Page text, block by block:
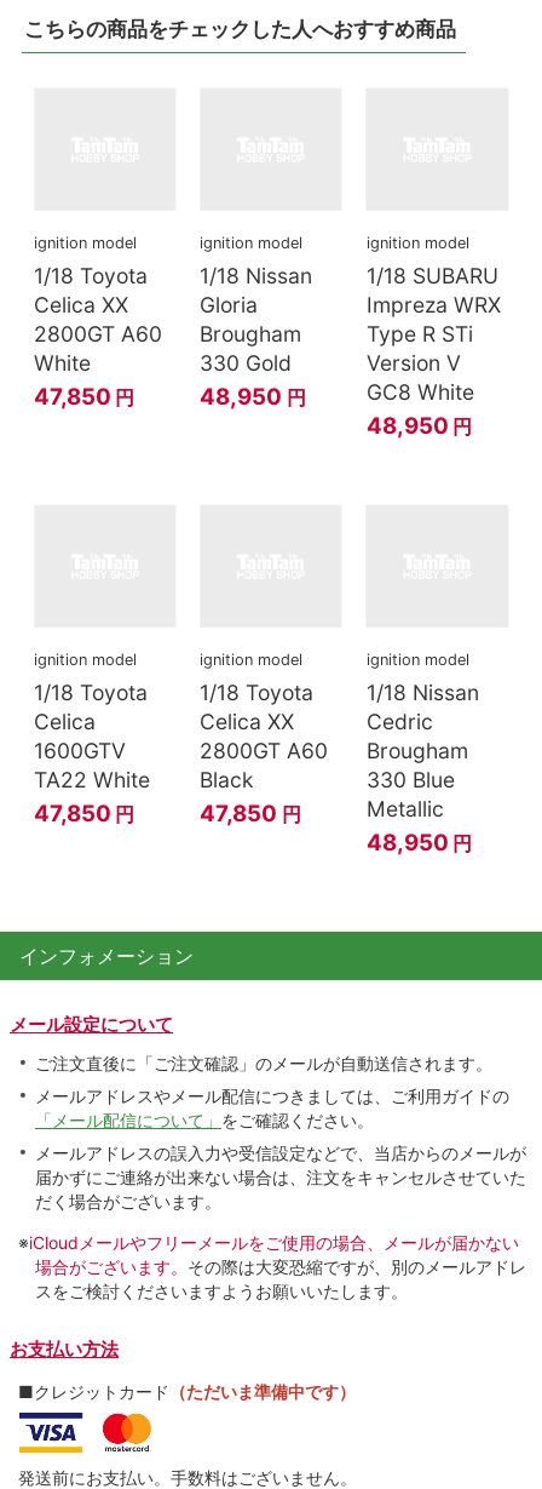
こちらの商品をチェックした人へおすすめ商品
ignition model
1/18 Toyota
Celica XX
2800GT A60
White
47,850 円
ignition model
1/18 Nissan
Gloria
Brougham
330 Gold
48,950 円
ignition model
1/18 SUBARU
Impreza WRX
Type R STi
Version V
GC8 White
48,950 円
ignition model
1/18 Toyota
Celica
1600GTV
TA22 White
47,850 円
ignition model
1/18 Toyota
Celica XX
2800GT A60
Black
47,850 円
ignition model
1/18 Nissan
Cedric
Brougham
330 Blue
Metallic
48,950 円
インフォメーション
メール設定について
ご注文直後に「ご注文確認」のメールが自動送信されます。
メールアドレスやメール配信につきましては、ご利用ガイドの
「メール配信について」 をご確認ください。
メールアドレスの誤入力や受信設定などで、当店からのメールが
届かずにご連絡が出来ない場合は、注文をキャンセルさせていた
だく場合がございます。
※iCloudメールやフリーメールをご使用の場合、メールが届かない
場合がございます。 その際は大変恐縮ですが、別のメールアドレ
スをご検討くださいますようお願いいたします。
お支払い方法
■クレジットカード （ただいま準備中です）
発送前にお支払い。手数料はございません。